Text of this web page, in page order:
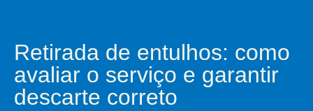
Retirada de entulhos: como
avaliar o serviço e garantir
descarte correto